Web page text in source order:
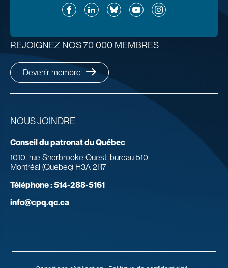
FacebookLinkedInBlueskyYouTubeInstagram
NOUS JOINDRE
Conseil du patronat du Québec
1010, rue Sherbrooke Ouest, bureau 510
Montréal (Québec) H3A 2R7
Téléphone :514-288-5161
info@cpq.qc.ca
REJOIGNEZ NOS 70 000 MEMBRES
Devenir membre